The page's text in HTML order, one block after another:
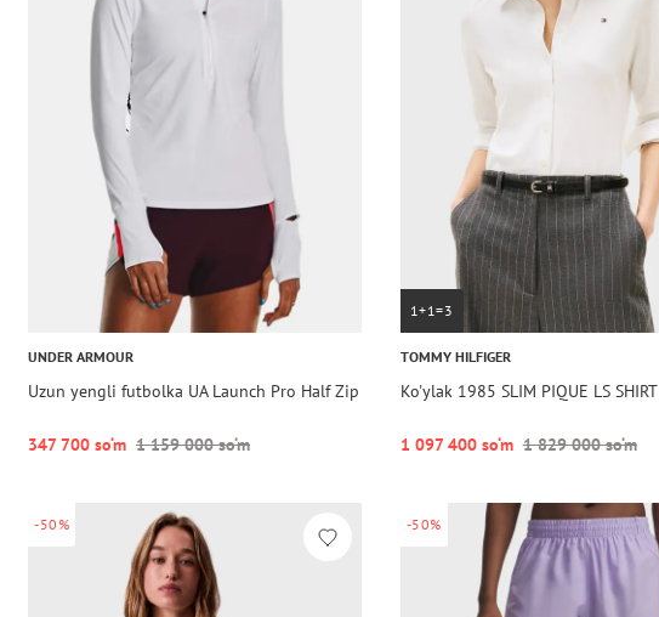
UNDER ARMOUR
Uzun yengli futbolka UA Launch Pro Half Zip
347 700 so‘m 1 159 000 so‘m
1+1=3
TOMMY HILFIGER
Ko'ylak 1985 SLIM PIQUE LS SHIRT
1 097 400 so‘m 1 829 000 so‘m
-50% -50%